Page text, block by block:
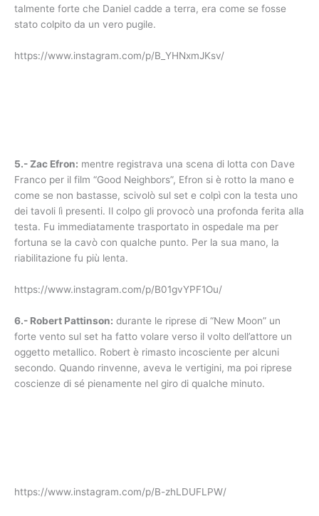
talmente forte che Daniel cadde a terra, era come se fosse
stato colpito da un vero pugile.
https://www.instagram.com/p/B_YHNxmJKsv/
5.- Zac Efron: mentre registrava una scena di lotta con Dave
Franco per il film “Good Neighbors”, Efron si è rotto la mano e
come se non bastasse, scivolò sul set e colpì con la testa uno
dei tavoli lì presenti. Il colpo gli provocò una profonda ferita alla
testa. Fu immediatamente trasportato in ospedale ma per
fortuna se la cavò con qualche punto. Per la sua mano, la
riabilitazione fu più lenta.
https://www.instagram.com/p/B01gvYPF1Ou/
6.- Robert Pattinson: durante le riprese di “New Moon” un
forte vento sul set ha fatto volare verso il volto dell’attore un
oggetto metallico. Robert è rimasto incosciente per alcuni
secondo. Quando rinvenne, aveva le vertigini, ma poi riprese
coscienze di sé pienamente nel giro di qualche minuto.
https://www.instagram.com/p/B-zhLDUFLPW/